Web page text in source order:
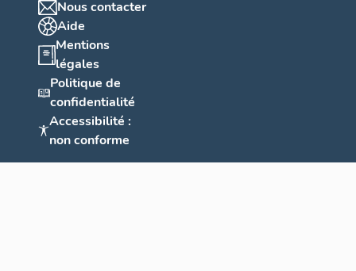
Nous contacter
Aide
Mentions
légales
Politique de
confidentialité
Accessibilité :
non conforme